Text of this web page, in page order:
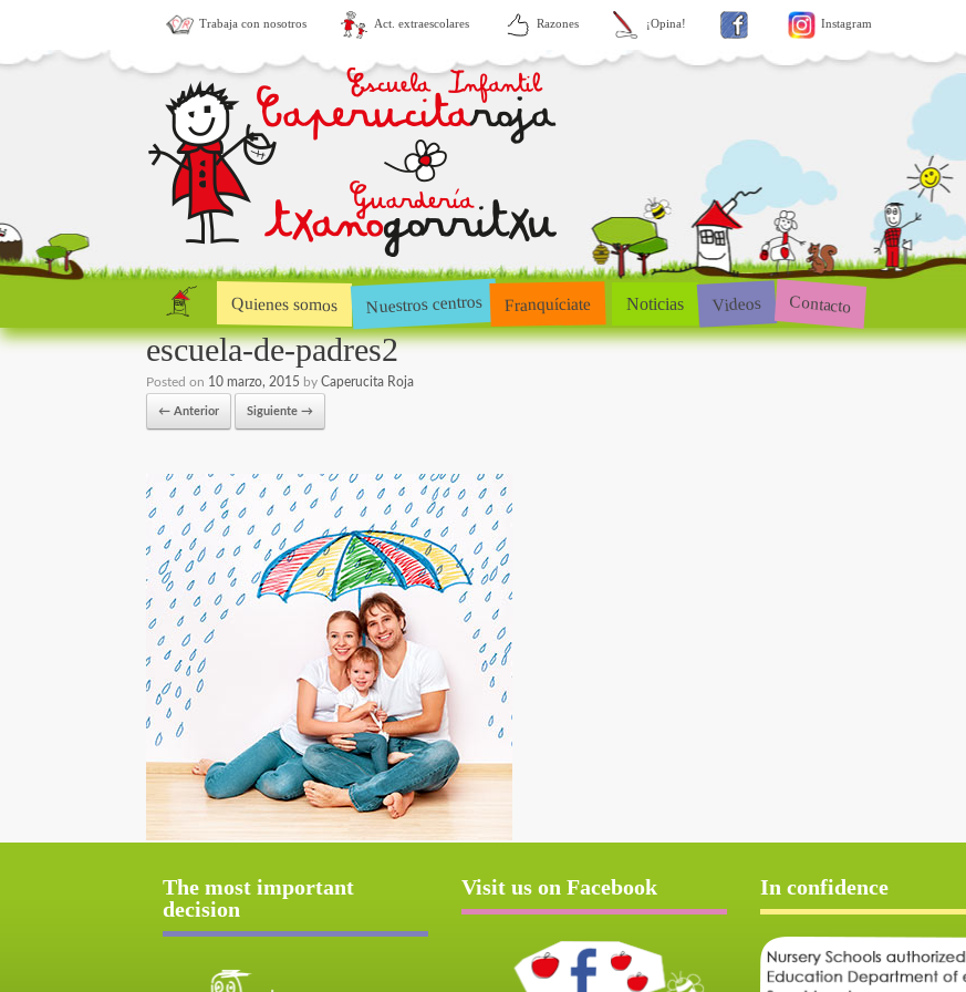
Trabaja con nosotros Act. extraescolares Razones ¡Opina! Instagram
Quienes somos Nuestros centros Franquíciate Noticias Videos Contacto
escuela-de-padres2
Posted on 10 marzo, 2015 by Caperucita Roja
← Anterior Siguiente →
The most important
decision
Visit us on Facebook In confidence